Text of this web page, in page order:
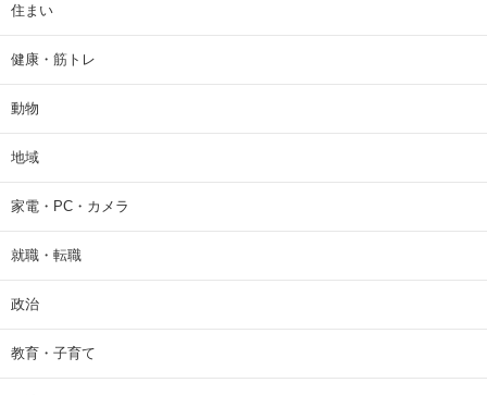
住まい
健康・筋トレ
動物
地域
家電・PC・カメラ
就職・転職
政治
教育・子育て